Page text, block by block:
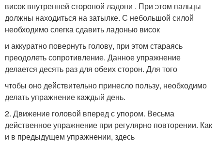
висок внутренней стороной ладони . При этом пальцы
должны находиться на затылке. С небольшой силой
необходимо слегка сдавить ладонью висок
и аккуратно повернуть голову, при этом стараясь
преодолеть сопротивление. Данное упражнение
делается десять раз для обеих сторон. Для того
чтобы оно действительно принесло пользу, необходимо
делать упражнение каждый день.
2. Движение головой вперед с упором. Весьма
действенное упражнение при регулярно повторении. Как
и в предыдущем упражнении, здесь